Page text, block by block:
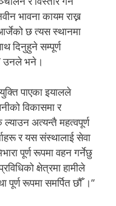
भावना कायम राख्न
छ त्यस स्थानमा
दिनुहुने सम्पूर्ण
उनले भने।
पाएका इयालले
विकासमा र
अत्यन्तै महत्वपूर्ण
र यस संस्थालाई सेवा
पूर्ण रूपमा वहन गर्नेछु
क्षेत्रमा हामीले
पूर्ण रूपमा समर्पित छौँ ।”